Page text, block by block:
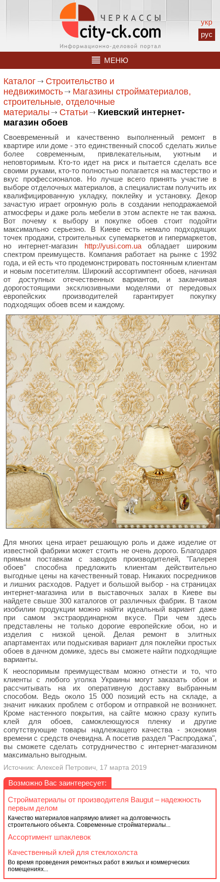
укр
рус
МЕНЮ
Каталог
Строительство и
недвижимость
Магазины стройматериалов,
строительные, отделочные
материалы
Статьи
Киевский интернет-
магазин обоев
Своевременный и качественно выполненный ремонт в
квартире или доме - это единственный способ сделать жилье
более современным, привлекательным, уютным и
неповторимым. Кто-то идет на риск и пытается сделать все
своими руками, кто-то полностью полагается на мастерство и
вкус профессионалов. Но лучше всего принять участие в
выборе отделочных материалов, а специалистам получить их
квалифицированную укладку, поклейку и установку. Декор
зачастую играет огромную роль в создании неподражаемой
атмосферы и даже роль мебели в этом аспекте не так важна.
Вот почему к выбору и покупке обоев стоит подойти
максимально серьезно. В Киеве есть немало подходящих
точек продажи, строительных супемаркетов и гипермаркетов,
но интернет-магазин http://yusi.com.uaобладает широким
спектром преимуществ. Компания работает на рынке с 1992
года, и ей есть что продемонстрировать постоянным клиентам
и новым посетителям. Широкий ассортимпент обоев, начиная
от доступных отечественных вариантов, и заканчивая
дорогостоящими эксклюзивными моделями от передовых
европейских производителей гарантирует покупку
подходящих обоев всем и каждому.
Для многих цена играет решающую роль и даже изделие от
известной фабрики может стоить не очень дорого. Благодаря
прямым поставкам с заводов производителей, "Галерея
обоев" способна предложить клиентам действительно
выгодные цены на качественный товар. Никаких посредников
и лишних расходов. Радует и большой выбор - на страницах
интернет-магазина или в выставочных залах в Киеве вы
найдете свыше 300 каталогов от различных фабрик. В таком
изобилии продукции можно найти идеальный вариант даже
при самом экстраординарном вкусе. При чем здесь
представлены не только дорогие европейские обои, но и
изделия с низкой ценой. Делая ремонт в элитных
апартаментах или подыскивая вариант для поклейки простых
обоев в дачном домике, здесь вы сможете найти подходящие
варианты.
К неоспоримым преимуществам можно отнести и то, что
клиенты с любого уголка Украины могут заказать обои и
рассчитывать на их оперативную доставку выбранным
способом. Ведь около 15 000 позиций есть на складе, а
значит никаких проблем с отбором и отправкой не возникнет.
Кроме настенного покрытия, на сайте можно сразу купить
клей для обоев, самоклеющуюся пленку и другие
сопутствующие товары надлежащего качества - экономия
времени с средств очевидна. А посетив раздел "Распродажа",
вы сможете сделать сотрудничество с интернет-магазином
максимально выгодным.
Источник: Алексей Петрович, 17 марта 2019
Возможно Вас заинтересует:
Стройматериалы от производителя Baugut – надежность
первым делом
Качество материалов напрямую влияет на долговечность
строительного объекта. Современные стройматериалы...
Ассортимент шпаклевок
Качественный клей для стеклохолста
Во время проведения ремонтных работ в жилых и коммерческих
помещениях...